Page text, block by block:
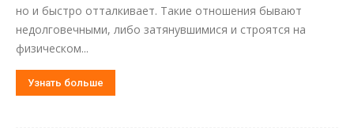
но и быстро отталкивает. Такие отношения бывают
недолговечными, либо затянувшимися и строятся на
физическом...
Узнать больше